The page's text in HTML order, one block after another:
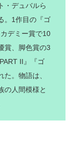
・デュバルら
。1作目の『ゴ
デミー賞で10
賞、脚色賞の3
II』『ゴ
。物語は、
の人間模様と